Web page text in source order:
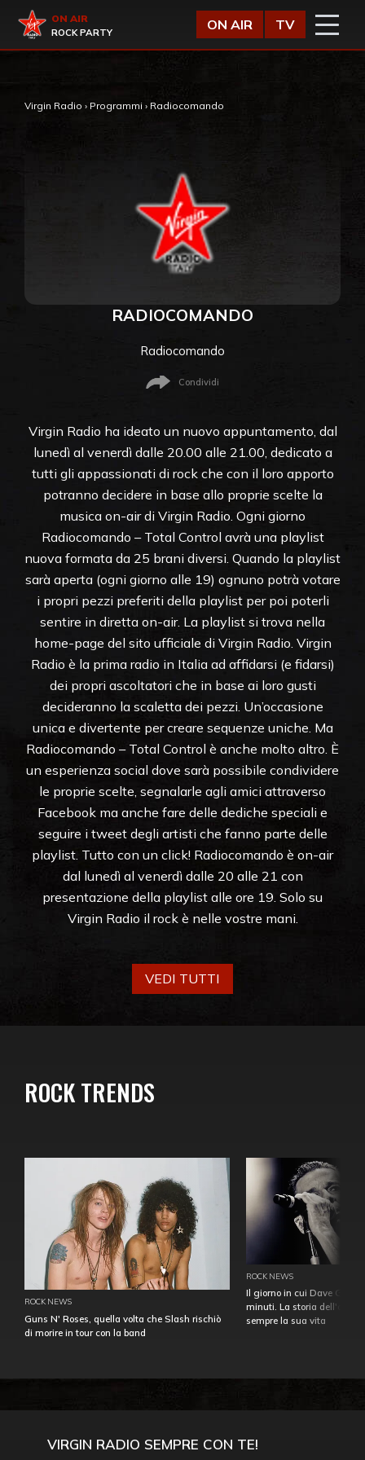
Virgin Radio
ON AIR
ROCK PARTY
ON AIR TV
Virgin Radio › Programmi › Radiocomando
RADIOCOMANDO
Radiocomando
Condividi
Virgin Radio ha ideato un nuovo appuntamento, dal
lunedì al venerdì dalle 20.00 alle 21.00, dedicato a
tutti gli appassionati di rock che con il loro apporto
potranno decidere in base allo proprie scelte la
musica on-air di Virgin Radio. Ogni giorno
Radiocomando – Total Control avrà una playlist
nuova formata da 25 brani diversi. Quando la playlist
sarà aperta (ogni giorno alle 19) ognuno potrà votare
i propri pezzi preferiti della playlist per poi poterli
sentire in diretta on-air. La playlist si trova nella
home-page del sito ufficiale di Virgin Radio. Virgin
Radio è la prima radio in Italia ad affidarsi (e fidarsi)
dei propri ascoltatori che in base ai loro gusti
decideranno la scaletta dei pezzi. Un’occasione
unica e divertente per creare sequenze uniche. Ma
Radiocomando – Total Control è anche molto altro. È
un esperienza social dove sarà possibile condividere
le proprie scelte, segnalarle agli amici attraverso
Facebook ma anche fare delle dediche speciali e
seguire i tweet degli artisti che fanno parte delle
playlist. Tutto con un click! Radiocomando è on-air
dal lunedì al venerdì dalle 20 alle 21 con
presentazione della playlist alle ore 19. Solo su
Virgin Radio il rock è nelle vostre mani.
VEDI TUTTI
ROCK TRENDS
ROCK NEWS
Guns N' Roses, quella volta che Slash rischiò
di morire in tour con la band
ROCK NEWS
Il giorno in cui Dave
minuti. La storia
sempre la sua vita
VIRGIN RADIO SEMPRE CON TE!